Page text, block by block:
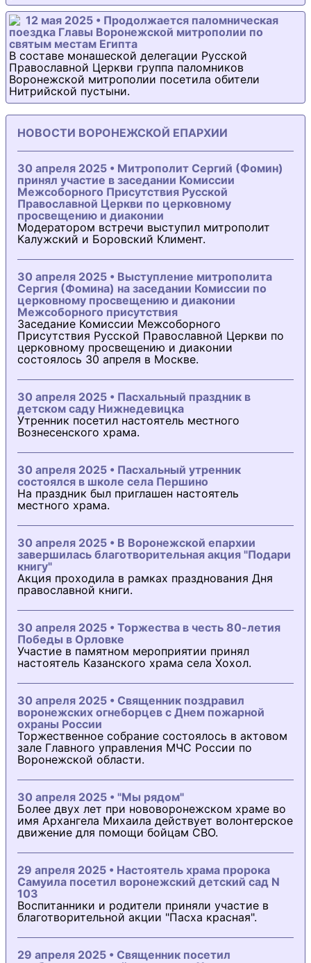
12 мая 2025 • Продолжается паломническая
поездка Главы Воронежской митрополии по
святым местам Египта
В составе монашеской делегации Русской
Православной Церкви группа паломников
Воронежской митрополии посетила обители
Нитрийской пустыни.
НОВОСТИ ВОРОНЕЖСКОЙ ЕПАРХИИ
30 апреля 2025 • Митрополит Сергий (Фомин)
принял участие в заседании Комиссии
Межсоборного Присутствия Русской
Православной Церкви по церковному
просвещению и диаконии
Модератором встречи выступил митрополит
Калужский и Боровский Климент.
30 апреля 2025 • Выступление митрополита
Сергия (Фомина) на заседании Комиссии по
церковному просвещению и диаконии
Межсоборного присутствия
Заседание Комиссии Межсоборного
Присутствия Русской Православной Церкви по
церковному просвещению и диаконии
состоялось 30 апреля в Москве.
30 апреля 2025 • Пасхальный праздник в
детском саду Нижнедевицка
Утренник посетил настоятель местного
Вознесенского храма.
30 апреля 2025 • Пасхальный утренник
состоялся в школе села Першино
На праздник был приглашен настоятель
местного храма.
30 апреля 2025 • В Воронежской епархии
завершилась благотворительная акция "Подари
книгу"
Акция проходила в рамках празднования Дня
православной книги.
30 апреля 2025 • Торжества в честь 80-летия
Победы в Орловке
Участие в памятном мероприятии принял
настоятель Казанского храма села Хохол.
30 апреля 2025 • Священник поздравил
воронежских огнеборцев с Днем пожарной
охраны России
Торжественное собрание состоялось в актовом
зале Главного управления МЧС России по
Воронежской области.
30 апреля 2025 • "Мы рядом"
Более двух лет при нововоронежском храме во
имя Архангела Михаила действует волонтерское
движение для помощи бойцам СВО.
29 апреля 2025 • Настоятель храма пророка
Самуила посетил воронежский детский сад N
103
Воспитанники и родители приняли участие в
благотворительной акции "Пасха красная".
29 апреля 2025 • Священник посетил